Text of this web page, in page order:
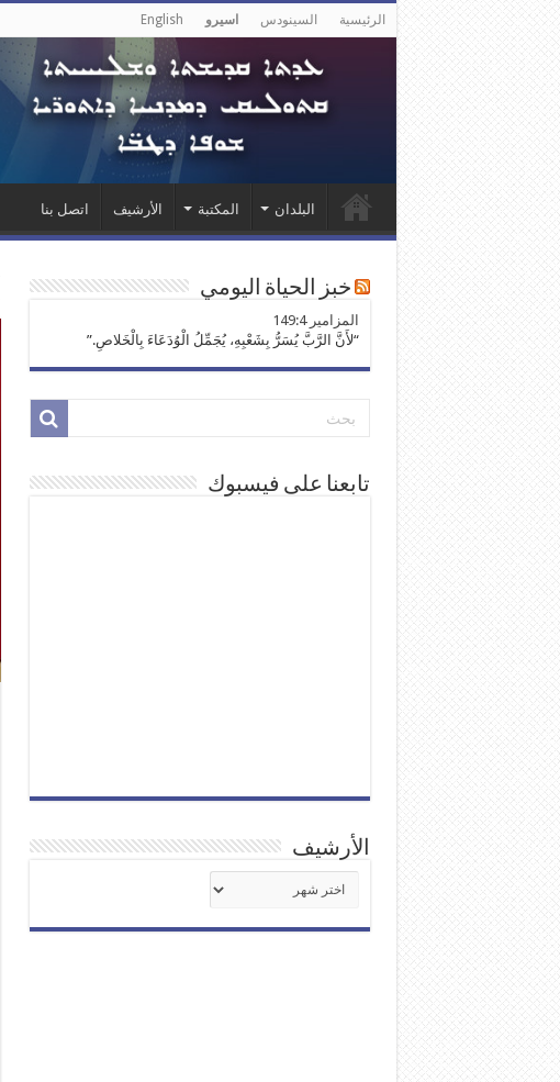
الرئيسية السينودس اسيرو English
البلدان المكتبة الأرشيف اتصل بنا
خبز الحياة اليومي
ﺍﻟﻤﺰﺍﻣﻴﺮ 149:4
“لأَنَّ الرَّبَّ يُسَرُّ بِشَعْبِهِ، يُجَمِّلُ الْوُدَعَاءَ بِالْخَلاصِ.”
تابعنا على فيسبوك
الأرشيف